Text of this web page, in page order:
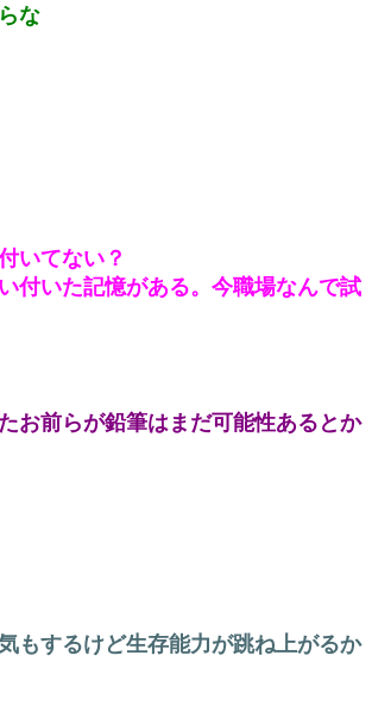
な
いてない？
付いた記憶がある。今職場なんで試
お前らが鉛筆はまだ可能性あるとか
もするけど生存能力が跳ね上がるか